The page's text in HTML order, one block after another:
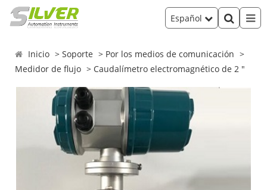
Español
Inicio Soporte
Por los medios de comunicación
Medidor de flujo
Caudalímetro electromagnético de 2 "